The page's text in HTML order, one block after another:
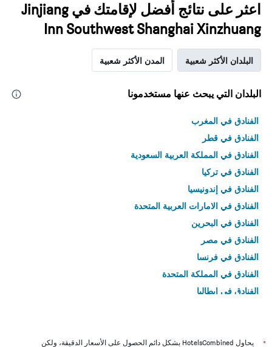
اعثر على نتائج أفضل لإقامتك في Jinjiang
Inn Southwest Shanghai Xinzhuang
البلدان الأكثر شعبية المدن الأكثر شعبية
البلدان التي يبحث عنها مستخدمونا
الفنادق في المغرب
الفنادق في قطر
الفنادق في المملكة العربية السعودية
الفنادق في تركيا
الفنادق في إندونيسيا
الفنادق في الامارات العربية المتحدة
الفنادق في البحرين
الفنادق في مصر
الفنادق في فرنسا
الفنادق في المملكة المتحدة
الفنادق في إيطاليا
* يحاول HotelsCombined بشكل دائم الحصول على الأسعار الدقيقة، ولكن